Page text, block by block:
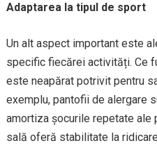
Adaptarea la tipul de sport
Un alt aspect important este
specific fiecărei activități. Ce
este neapărat potrivit pentru
exemplu, pantofii de alergare
amortiza șocurile repetate ale
sală oferă stabilitate la